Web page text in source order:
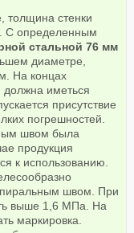
толщина стенки
С определенным
стальной 76 мм
диаметре,
На концах
иметься
присутствие
погрешностей.
швом была
продукция
к использованию.
швом. При
выше 1,6 МПа. На
маркировка.